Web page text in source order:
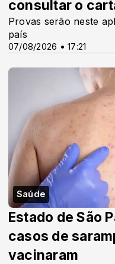
07/08/2026 • 17:21
consultar o
Provas serão neste
país
Saúde
Estado de São
casos de
vacinaram